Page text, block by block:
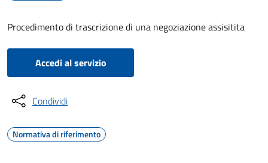
Procedimento di trascrizione di una negoziazione assisitita
Accedi al servizio
Condividi
Normativa di riferimento